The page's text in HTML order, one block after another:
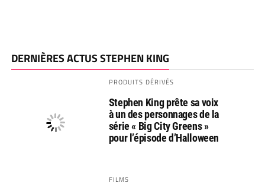
DERNIÈRES ACTUS STEPHEN KING
PRODUITS DÉRIVÉS
Stephen King prête sa voix
à un des personnages de la
série « Big City Greens »
pour l’épisode d’Halloween
FILMS